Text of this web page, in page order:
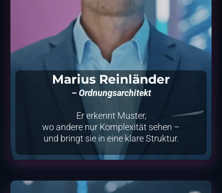
Marius Reinländer
– Ordnungsarchitekt
Er erkennt Muster,
wo andere nur Komplexität sehen –
und bringt sie in eine klare Struktur.